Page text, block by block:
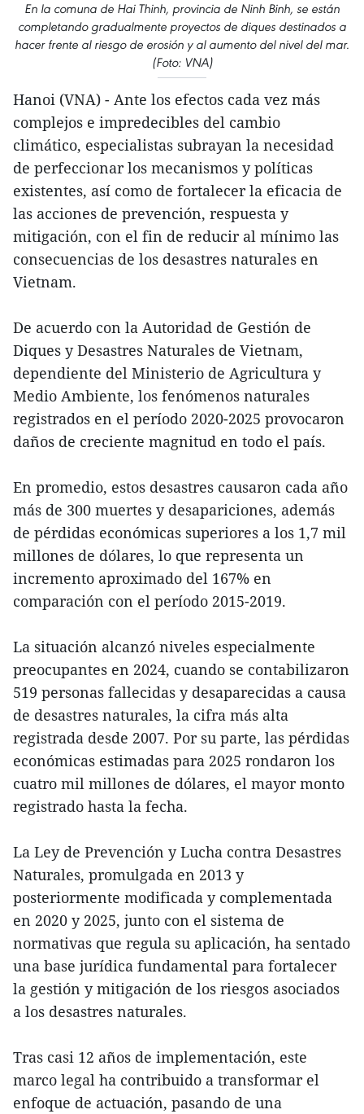
En la comuna de Hai Thinh, provincia de Ninh Binh, se están
completando gradualmente proyectos de diques destinados a
hacer frente al riesgo de erosión y al aumento del nivel del mar.
(Foto: VNA)
Hanoi (VNA) - Ante los efectos cada vez más
complejos e impredecibles del cambio
climático, especialistas subrayan la necesidad
de perfeccionar los mecanismos y políticas
existentes, así como de fortalecer la eficacia de
las acciones de prevención, respuesta y
mitigación, con el fin de reducir al mínimo las
consecuencias de los desastres naturales en
Vietnam.
De acuerdo con la Autoridad de Gestión de
Diques y Desastres Naturales de Vietnam,
dependiente del Ministerio de Agricultura y
Medio Ambiente, los fenómenos naturales
registrados en el período 2020-2025 provocaron
daños de creciente magnitud en todo el país.
En promedio, estos desastres causaron cada año
más de 300 muertes y desapariciones, además
de pérdidas económicas superiores a los 1,7 mil
millones de dólares, lo que representa un
incremento aproximado del 167% en
comparación con el período 2015-2019.
La situación alcanzó niveles especialmente
preocupantes en 2024, cuando se contabilizaron
519 personas fallecidas y desaparecidas a causa
de desastres naturales, la cifra más alta
registrada desde 2007. Por su parte, las pérdidas
económicas estimadas para 2025 rondaron los
cuatro mil millones de dólares, el mayor monto
registrado hasta la fecha.
La Ley de Prevención y Lucha contra Desastres
Naturales, promulgada en 2013 y
posteriormente modificada y complementada
en 2020 y 2025, junto con el sistema de
normativas que regula su aplicación, ha sentado
una base jurídica fundamental para fortalecer
la gestión y mitigación de los riesgos asociados
a los desastres naturales.
Tras casi 12 años de implementación, este
marco legal ha contribuido a transformar el
enfoque de actuación, pasando de una